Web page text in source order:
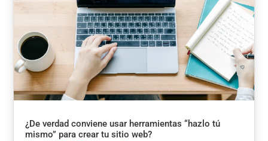
¿De verdad conviene usar herramientas “hazlo tú
mismo” para crear tu sitio web?